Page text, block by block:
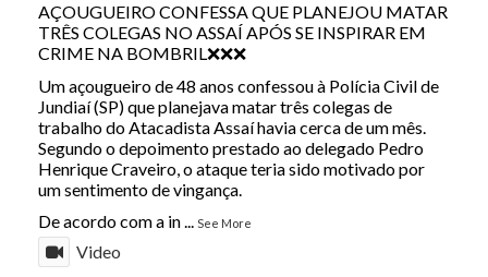
AÇOUGUEIRO CONFESSA QUE PLANEJOU MATAR
TRÊS COLEGAS NO ASSAÍ APÓS SE INSPIRAR EM
CRIME NA BOMBRIL❌❌❌
Um açougueiro de 48 anos confessou à Polícia Civil de
Jundiaí (SP) que planejava matar três colegas de
trabalho do Atacadista Assaí havia cerca de um mês.
Segundo o depoimento prestado ao delegado Pedro
Henrique Craveiro, o ataque teria sido motivado por
um sentimento de vingança.
De acordo com a in... See More
Video